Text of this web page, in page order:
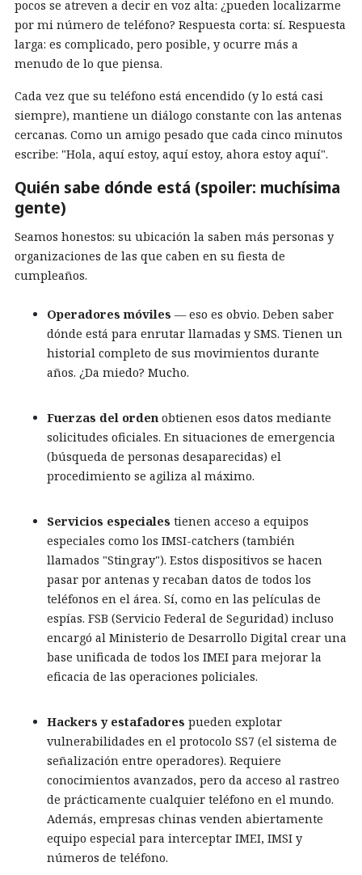
pocos se atreven a decir en voz alta: ¿pueden localizarme
por mi número de teléfono? Respuesta corta: sí. Respuesta
larga: es complicado, pero posible, y ocurre más a
menudo de lo que piensa.
Cada vez que su teléfono está encendido (y lo está casi
siempre), mantiene un diálogo constante con las antenas
cercanas. Como un amigo pesado que cada cinco minutos
escribe: "Hola, aquí estoy, aquí estoy, ahora estoy aquí".
Quién sabe dónde está (spoiler: muchísima
gente)
Seamos honestos: su ubicación la saben más personas y
organizaciones de las que caben en su fiesta de
cumpleaños.
Operadores móviles — eso es obvio. Deben saber
dónde está para enrutar llamadas y SMS. Tienen un
historial completo de sus movimientos durante
años. ¿Da miedo? Mucho.
Fuerzas del orden obtienen esos datos mediante
solicitudes oficiales. En situaciones de emergencia
(búsqueda de personas desaparecidas) el
procedimiento se agiliza al máximo.
Servicios especiales tienen acceso a equipos
especiales como los IMSI-catchers (también
llamados "Stingray"). Estos dispositivos se hacen
pasar por antenas y recaban datos de todos los
teléfonos en el área. Sí, como en las películas de
espías. FSB (Servicio Federal de Seguridad) incluso
encargó al Ministerio de Desarrollo Digital crear una
base unificada de todos los IMEI para mejorar la
eficacia de las operaciones policiales.
Hackers y estafadores pueden explotar
vulnerabilidades en el protocolo SS7 (el sistema de
señalización entre operadores). Requiere
conocimientos avanzados, pero da acceso al rastreo
de prácticamente cualquier teléfono en el mundo.
Además, empresas chinas venden abiertamente
equipo especial para interceptar IMEI, IMSI y
números de teléfono.